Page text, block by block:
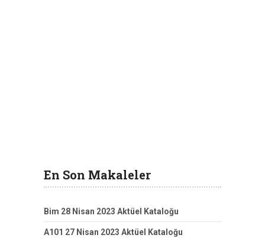
En Son Makaleler
Bim 28 Nisan 2023 Aktüel Kataloğu
A101 27 Nisan 2023 Aktüel Kataloğu